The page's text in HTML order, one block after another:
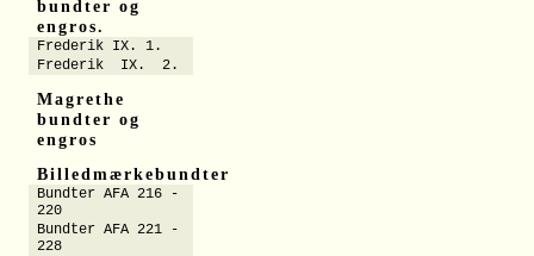
bundter og
engros.
Frederik IX. 1.
Frederik IX. 2.
Magrethe
bundter og
engros
Billedmærkebundter
Bundter AFA 216 -
220
Bundter AFA 221 -
228